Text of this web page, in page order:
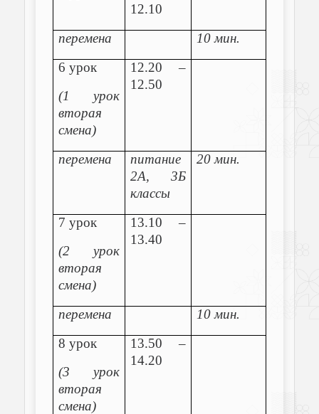
12.10
перемена
10 мин.
6 урок
(1 урок
вторая
смена)
12.20 –
12.50
перемена
питание
2А, 3Б
классы
20 мин.
7 урок
(2 урок
вторая
смена)
13.10 –
13.40
перемена
10 мин.
8 урок
(3 урок
вторая
смена)
13.50 –
14.20